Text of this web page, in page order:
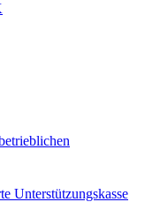
Unterstützungskasse